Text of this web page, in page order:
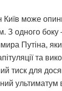
Київ може
З одного боку
Путіна,
та
тиск для